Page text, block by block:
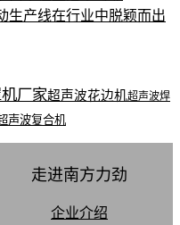
生产线在行业中脱颖而出
厂家超声波花边机超声波焊
声波复合机
走进南方力劲
企业介绍